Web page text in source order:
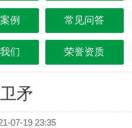
例 常见问答
们 荣誉资质
矛
07-19 23:35